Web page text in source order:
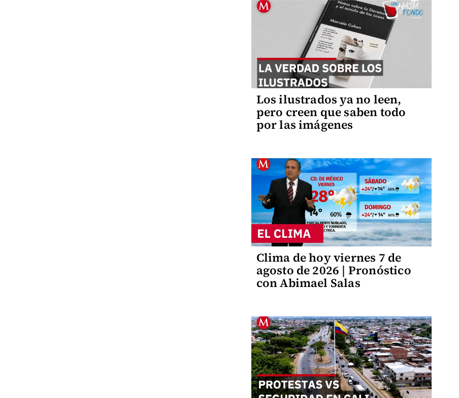
Los ilustrados ya no leen,
pero creen que saben todo
por las imágenes
Clima de hoy viernes 7 de
agosto de 2026 | Pronóstico
con Abimael Salas